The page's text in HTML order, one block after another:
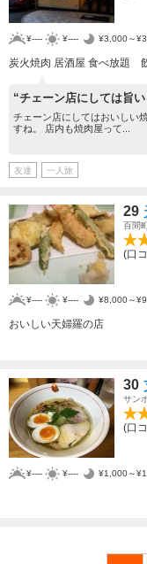
¥---- ¥---- ¥3,000～
炭火焼肉 居酒屋 食べ放題
“チェーン店にしては旨い
チェーン店にしてはおいしい
すね。 店内も焼肉屋って...
友達 一人旅
29
百間
(口
¥---- ¥---- ¥8,000～
おいしい天婦羅の店
30
サン
(口
¥---- ¥---- ¥1,000～